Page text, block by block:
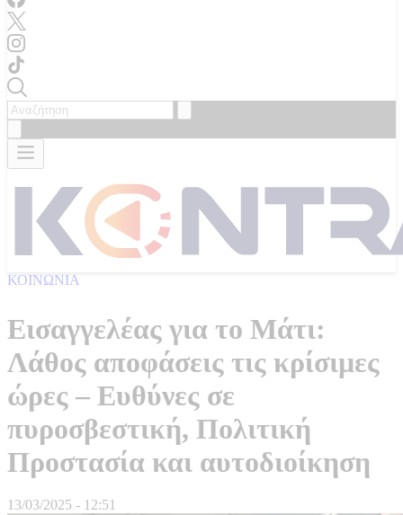
ΚΟΙΝΩΝΙΑ
Εισαγγελέας για το Μάτι:
Λάθος αποφάσεις τις κρίσιμες
ώρες – Ευθύνες σε
πυροσβεστική, Πολιτική
Προστασία και αυτοδιοίκηση
13/03/2025 - 12:51